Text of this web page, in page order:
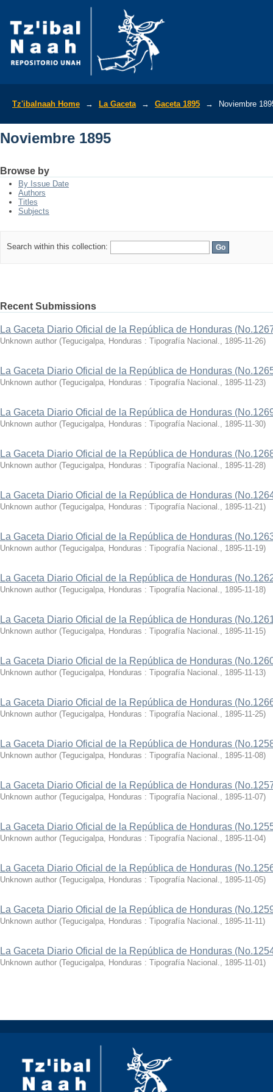
Tz'ibalnaah Home → La Gaceta → Gaceta 1895 → Noviembre
Noviembre 1895
Browse by
By Issue Date
Authors
Titles
Subjects
Search within this collection:
Recent Submissions
La Gaceta Diario Oficial de la República de Honduras
Unknown author (Tegucigalpa, Honduras : Tipografía Nacional., 1895-11-26)
La Gaceta Diario Oficial de la República de Honduras
Unknown author (Tegucigalpa, Honduras : Tipografía Nacional., 1895-11-23)
La Gaceta Diario Oficial de la República de Honduras
Unknown author (Tegucigalpa, Honduras : Tipografía Nacional., 1895-11-30)
La Gaceta Diario Oficial de la República de Honduras
Unknown author (Tegucigalpa, Honduras : Tipografía Nacional., 1895-11-28)
La Gaceta Diario Oficial de la República de Honduras
Unknown author (Tegucigalpa, Honduras : Tipografía Nacional., 1895-11-21)
La Gaceta Diario Oficial de la República de Honduras
Unknown author (Tegucigalpa, Honduras : Tipografía Nacional., 1895-11-19)
La Gaceta Diario Oficial de la República de Honduras
Unknown author (Tegucigalpa, Honduras : Tipografía Nacional., 1895-11-18)
La Gaceta Diario Oficial de la República de Honduras
Unknown author (Tegucigalpa, Honduras : Tipografía Nacional., 1895-11-15)
La Gaceta Diario Oficial de la República de Honduras
Unknown author (Tegucigalpa, Honduras : Tipografía Nacional., 1895-11-13)
La Gaceta Diario Oficial de la República de Honduras
Unknown author (Tegucigalpa, Honduras : Tipografía Nacional., 1895-11-25)
La Gaceta Diario Oficial de la República de Honduras
Unknown author (Tegucigalpa, Honduras : Tipografía Nacional., 1895-11-08)
La Gaceta Diario Oficial de la República de Honduras
Unknown author (Tegucigalpa, Honduras : Tipografía Nacional., 1895-11-07)
La Gaceta Diario Oficial de la República de Honduras
Unknown author (Tegucigalpa, Honduras : Tipografía Nacional., 1895-11-04)
La Gaceta Diario Oficial de la República de Honduras
Unknown author (Tegucigalpa, Honduras : Tipografía Nacional., 1895-11-05)
La Gaceta Diario Oficial de la República de Honduras
Unknown author (Tegucigalpa, Honduras : Tipografía Nacional., 1895-11-11)
La Gaceta Diario Oficial de la República de Honduras
Unknown author (Tegucigalpa, Honduras : Tipografía Nacional., 1895-11-01)